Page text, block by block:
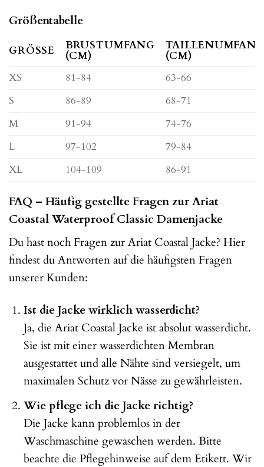
Größentabelle
GRÖSSE BRUSTUMFANG
(CM)
(CM)
XS
81-84
63-66
S
86-89
68-71
M
91-94
74-76
L
97-102
79-84
XL
104-109 86-91
FAQ – Häufig gestellte Fragen zur Ariat
Coastal Waterproof Classic Damenjacke
Du hast noch Fragen zur Ariat Coastal Jacke? Hier
findest du Antworten auf die häufigsten Fragen
unserer Kunden:
Ist die Jacke wirklich wasserdicht?
Ja, die Ariat Coastal Jacke ist absolut wasserdicht.
Sie ist mit einer wasserdichten Membran
ausgestattet und alle Nähte sind versiegelt, um
maximalen Schutz vor Nässe zu gewährleisten.
Wie pflege ich die Jacke richtig?
Die Jacke kann problemlos in der
Waschmaschine gewaschen werden. Bitte
beachte die Pflegehinweise auf dem Etikett. Wir